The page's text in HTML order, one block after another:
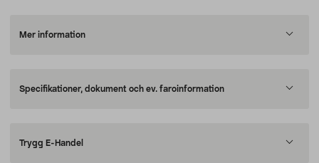
Mer information
Specifikationer, dokument och ev. faroinformation
Trygg E-Handel